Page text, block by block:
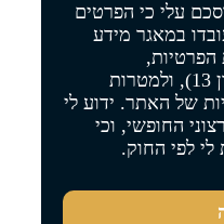
עלי כי הפרטים
במאגר מידע
התשמ"א–1981 (כולל תיקון 13), ולמטרות
של האתר. ידוע לי
החופשי, וכי
לי לפי החוק.